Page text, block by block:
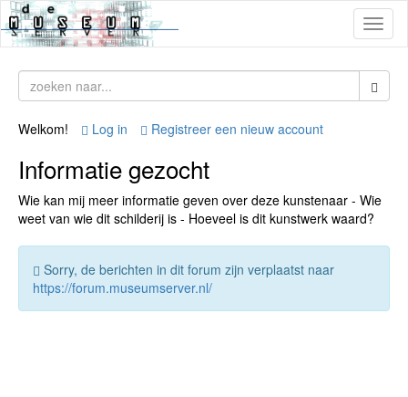
Welkom! Log in Registreer een nieuw account
Informatie gezocht
Wie kan mij meer informatie geven over deze kunstenaar - Wie
weet van wie dit schilderij is - Hoeveel is dit kunstwerk waard?
Sorry, de berichten in dit forum zijn verplaatst naar
https://forum.museumserver.nl/